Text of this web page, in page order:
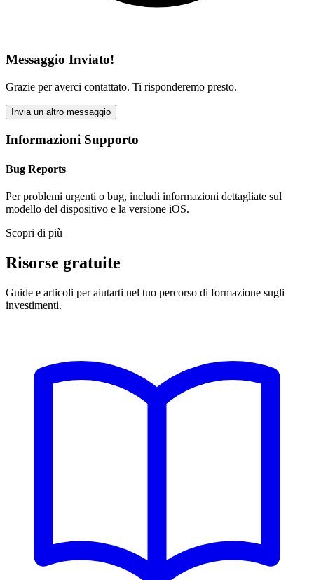
Messaggio Inviato!
Grazie per averci contattato. Ti risponderemo presto.
Invia un altro messaggio
Informazioni Supporto
Bug Reports
Per problemi urgenti o bug, includi informazioni dettagliate sul
modello del dispositivo e la versione iOS.
Scopri di più
Risorse gratuite
Guide e articoli per aiutarti nel tuo percorso di formazione sugli
investimenti.